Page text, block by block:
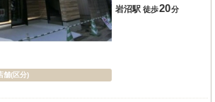
舗(区分)
岩沼駅 徒歩20分